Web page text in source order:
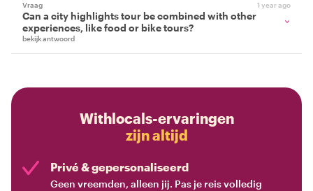
Vraag 1 year ago
Can a city highlights tour be combined with other
experiences, like food or bike tours?
bekijk antwoord
Withlocals-ervaringen
zijn altijd
Privé & gepersonaliseerd
Geen vreemden, alleen jij. Pas je reis volledig